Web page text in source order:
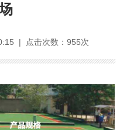
| 点击次数：955次